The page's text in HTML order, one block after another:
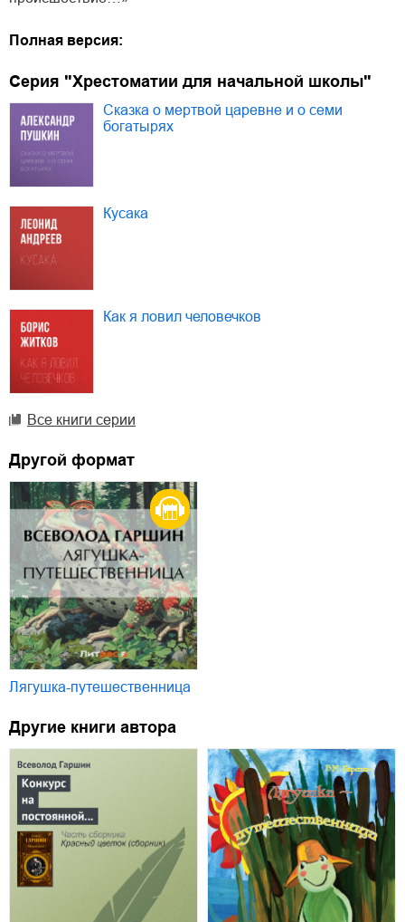
Полная версия:
Серия "Хрестоматии для начальной школы"
Сказка о мертвой царевне и о семи
богатырях
Кусака
Как я ловил человечков
Все книги серии
Другой формат
Лягушка-путешественница
Другие книги автора